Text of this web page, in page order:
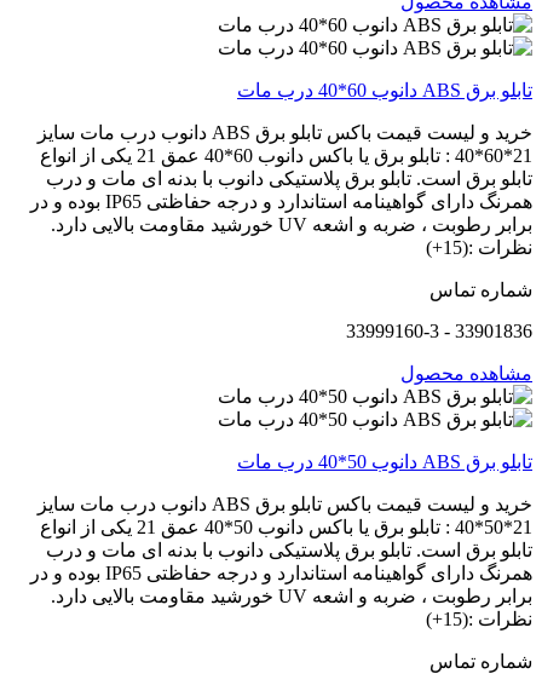
تابلو برق ABS دانوب 60*40 درب مات
خرید و لیست قیمت باکس تابلو برق ABS دانوب درب مات سایز
21*60*40 : تابلو برق یا باکس دانوب 60*40 عمق 21 یکی از انواع
تابلو برق است. تابلو برق پلاستیکی دانوب با بدنه ای مات و درب
همرنگ دارای گواهینامه استاندارد و درجه حفاظتی IP65 بوده و در
برابر رطوبت ، ضربه و اشعه UV خورشید مقاومت بالایی دارد.
نظرات :(15+)
شماره تماس
33901836 - 33999160-3
مشاهده محصول
تابلو برق ABS دانوب 50*40 درب مات
خرید و لیست قیمت باکس تابلو برق ABS دانوب درب مات سایز
21*50*40 : تابلو برق یا باکس دانوب 50*40 عمق 21 یکی از انواع
تابلو برق است. تابلو برق پلاستیکی دانوب با بدنه ای مات و درب
همرنگ دارای گواهینامه استاندارد و درجه حفاظتی IP65 بوده و در
برابر رطوبت ، ضربه و اشعه UV خورشید مقاومت بالایی دارد.
نظرات :(15+)
شماره تماس